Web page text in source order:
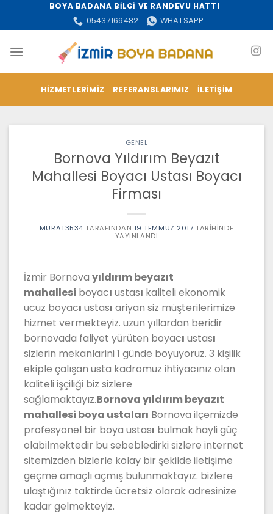
BOYA BADANA BİLGİ VE RANDEVU HATTI
05437169482
WHATSAPP
HIZMETLERIMIZ REFERANSLARIMIZ İLETIŞIM
GENEL
Bornova Yıldırım Beyazıt
Mahallesi Boyacı Ustası Boyacı
Firması
MURAT3534 TARAFINDAN 19 TEMMUZ 2017 TARIHINDE
YAYINLANDI
İzmir Bornova yıldırım beyazıt
mahallesi boyacı ustası kaliteli ekonomik
ucuz boyacı ustası ariyan siz müşterilerimize
hizmet vermekteyiz. uzun yıllardan beridir
bornovada faliyet yürüten boyacı ustası
sizlerin mekanlarini 1 günde boyuyoruz. 3 kişilik
ekiple çalışan usta kadromuz ihtiyacınız olan
kaliteli işçiliği biz sizlere
sağlamaktayız.Bornova yıldırım beyazıt
mahallesi boya ustaları Bornova ilçemizde
profesyonel bir boya ustası bulmak hayli güç
olabilmektedir bu sebebledirki sizlere internet
sitemizden bizlerle kolay bir şekilde iletişime
geçme amaçlı açmış bulunmaktayız. bizlere
ulaştığınız taktirde ücretsiz olarak adresinize
kadar gelmekteyiz.